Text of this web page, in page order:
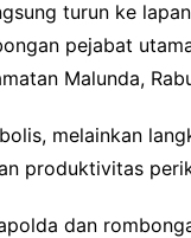
turun ke
pejabat
Malunda,
melainkan
produktivitas
dan